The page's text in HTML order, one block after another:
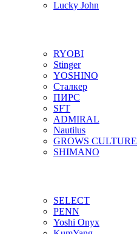
Lucky John
RYOBI
Stinger
YOSHINO
Сталкер
ПИРС
SFT
ADMIRAL
Nautilus
GROWS CULTURE
SHIMANO
SELECT
PENN
Yoshi Onyx